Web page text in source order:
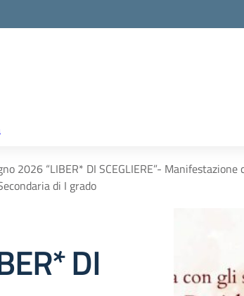
2026 “LIBER* DI SCEGLIERE”-
di I grado
DI